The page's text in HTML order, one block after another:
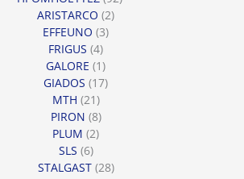
ARISTARCO 22
EFFEUNO 33
FRIGUS 44
προϊόντα
GALORE 11
προϊόν
GIADOS 1717
MTH 2121
προϊόντα
PIRON 88
προϊόντα
PLUM 22
SLS 66
προϊόντα
STALGAST 2828